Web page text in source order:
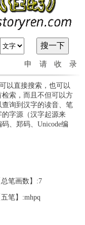
申请收录
以直接搜索，也可以
检索，而且不但可以方
询到汉字的读音、笔
字源（汉字起源来
、郑码、Unicode编
总笔画数】:7
五笔】:mhpq